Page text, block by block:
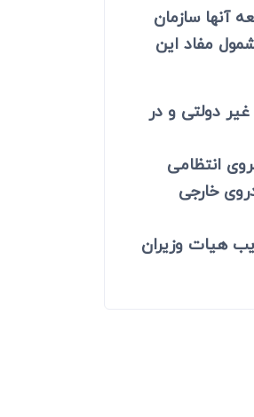
آنها سازمان
مفاد این
دولتی و در
انتظامی
خارجی
هیات وزیران